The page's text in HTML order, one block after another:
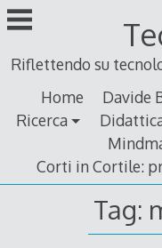
Skip
to
Riflettendo su
Home
Davide
Ricerca
Corti in Cortile:
Tag: